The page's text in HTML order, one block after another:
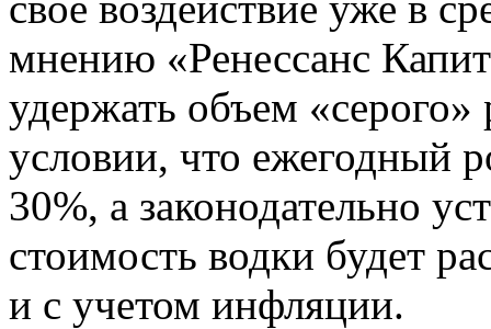
мнению «Ренессанс
удержать объем
условии, что ежегодный
30%, а законодательно
стоимость водки будет
и с учетом инфляции.